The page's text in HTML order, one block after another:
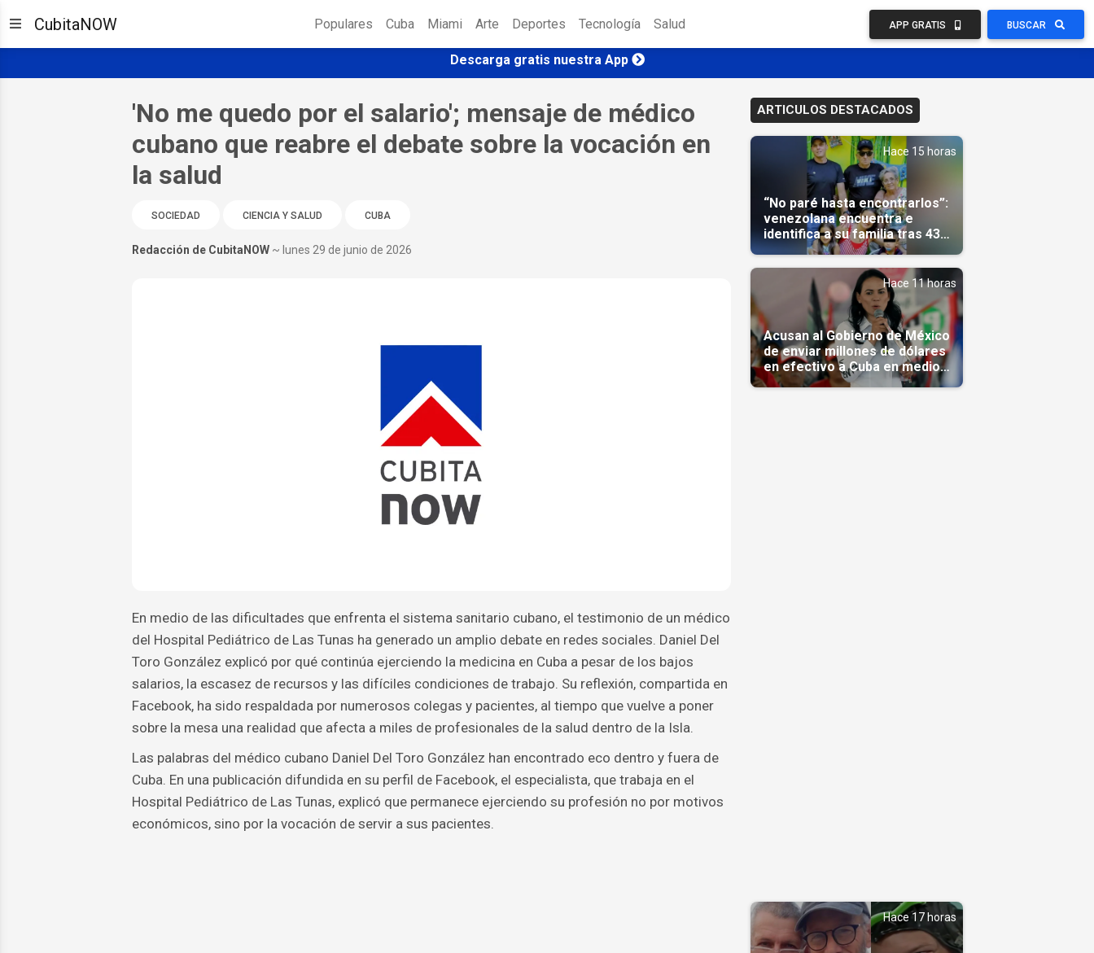
CubitaNOW Populares Cuba Miami Arte Deportes Tecnología Salud APP GRATIS BUSCAR
Descarga gratis nuestra App
'No me quedo por el salario'; mensaje de médico
cubano que reabre el debate sobre la vocación en
la salud
SOCIEDAD CIENCIA Y SALUD CUBA
Redacción de CubitaNOW ~ lunes 29 de junio de 2026
En medio de las dificultades que enfrenta el sistema sanitario cubano, el testimonio de un médico
del Hospital Pediátrico de Las Tunas ha generado un amplio debate en redes sociales. Daniel Del
Toro González explicó por qué continúa ejerciendo la medicina en Cuba a pesar de los bajos
salarios, la escasez de recursos y las difíciles condiciones de trabajo. Su reflexión, compartida en
Facebook, ha sido respaldada por numerosos colegas y pacientes, al tiempo que vuelve a poner
sobre la mesa una realidad que afecta a miles de profesionales de la salud dentro de la Isla.
Las palabras del médico cubano Daniel Del Toro González han encontrado eco dentro y fuera de
Cuba. En una publicación difundida en su perfil de Facebook, el especialista, que trabaja en el
Hospital Pediátrico de Las Tunas, explicó que permanece ejerciendo su profesión no por motivos
económicos, sino por la vocación de servir a sus pacientes.
ARTICULOS DESTACADOS
Hace 15 horas
“No paré hasta encontrarlos”:
venezolana encuentra e
identifica a su familia tras 43
días del terremoto
Hace 11 horas
Acusan al Gobierno de México
de enviar millones de dólares
en efectivo a Cuba en medio
de la crisis de la Isla
Hace 17 horas